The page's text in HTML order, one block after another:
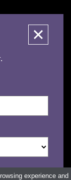
STATUTE
experience and